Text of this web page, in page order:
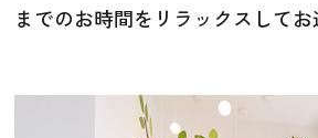
までのお時間をリラックスしてお